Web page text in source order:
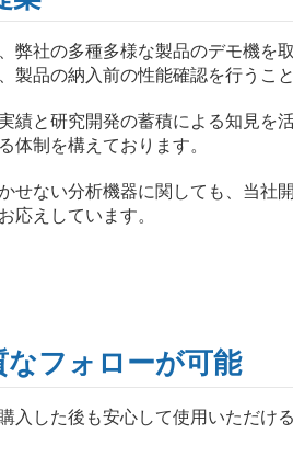
弊社の多種多様な製品のデモ機を
製品の納入前の性能確認を行うこと
績と研究開発の蓄積による知見を
体制を構えております。
せない分析機器に関しても、当社
応えしています。
フォローが可能
入した後も安心して使用いただけ